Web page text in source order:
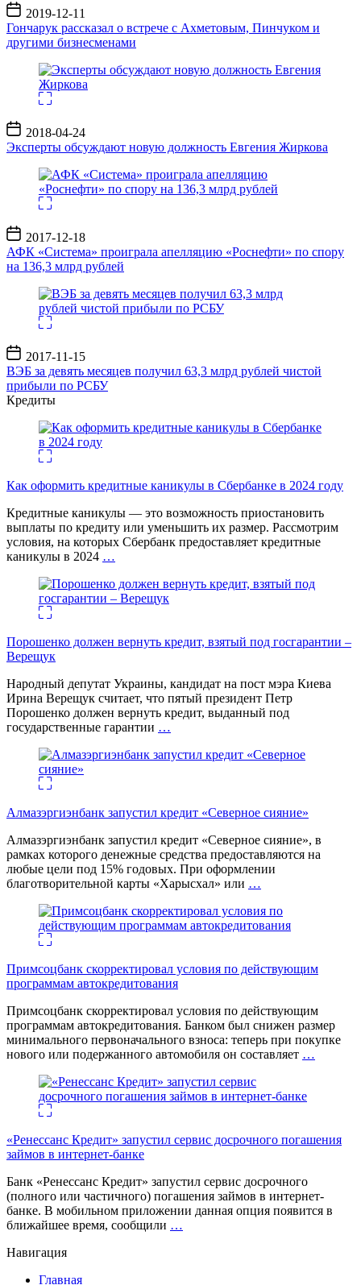
Дата
записи
2019-12-11
Гончарук рассказал о встрече с Ахметовым, Пинчуком и
другими бизнесменами
Дата
записи
2018-04-24
Эксперты обсуждают новую должность Евгения Жиркова
Дата
записи
2017-12-18
АФК «Система» проиграла апелляцию «Роснефти» по спору
на 136,3 млрд рублей
Дата
записи
2017-11-15
ВЭБ за девять месяцев получил 63,3 млрд рублей чистой
прибыли по РСБУ
Кредиты
Как оформить кредитные каникулы в Сбербанке в 2024 году
Кредитные каникулы — это возможность приостановить
выплаты по кредиту или уменьшить их размер. Рассмотрим
условия, на которых Сбербанк предоставляет кредитные
каникулы в 2024 …
Порошенко должен вернуть кредит, взятый под госгарантии –
Верещук
Народный депутат Украины, кандидат на пост мэра Киева
Ирина Верещук считает, что пятый президент Петр
Порошенко должен вернуть кредит, выданный под
государственные гарантии …
Алмазэргиэнбанк запустил кредит «Северное сияние»
Алмазэргиэнбанк запустил кредит «Северное сияние», в
рамках которого денежные средства предоставляются на
любые цели под 15% годовых. При оформлении
благотворительной карты «Харысхал» или …
Примсоцбанк скорректировал условия по действующим
программам автокредитования
Примсоцбанк скорректировал условия по действующим
программам автокредитования. Банком был снижен размер
минимального первоначального взноса: теперь при покупке
нового или подержанного автомобиля он составляет …
«Ренессанс Кредит» запустил сервис досрочного погашения
займов в интернет-банке
Банк «Ренессанс Кредит» запустил сервис досрочного
(полного или частичного) погашения займов в интернет-
банке. В мобильном приложении данная опция появится в
ближайшее время, сообщили …
Навигация
Главная